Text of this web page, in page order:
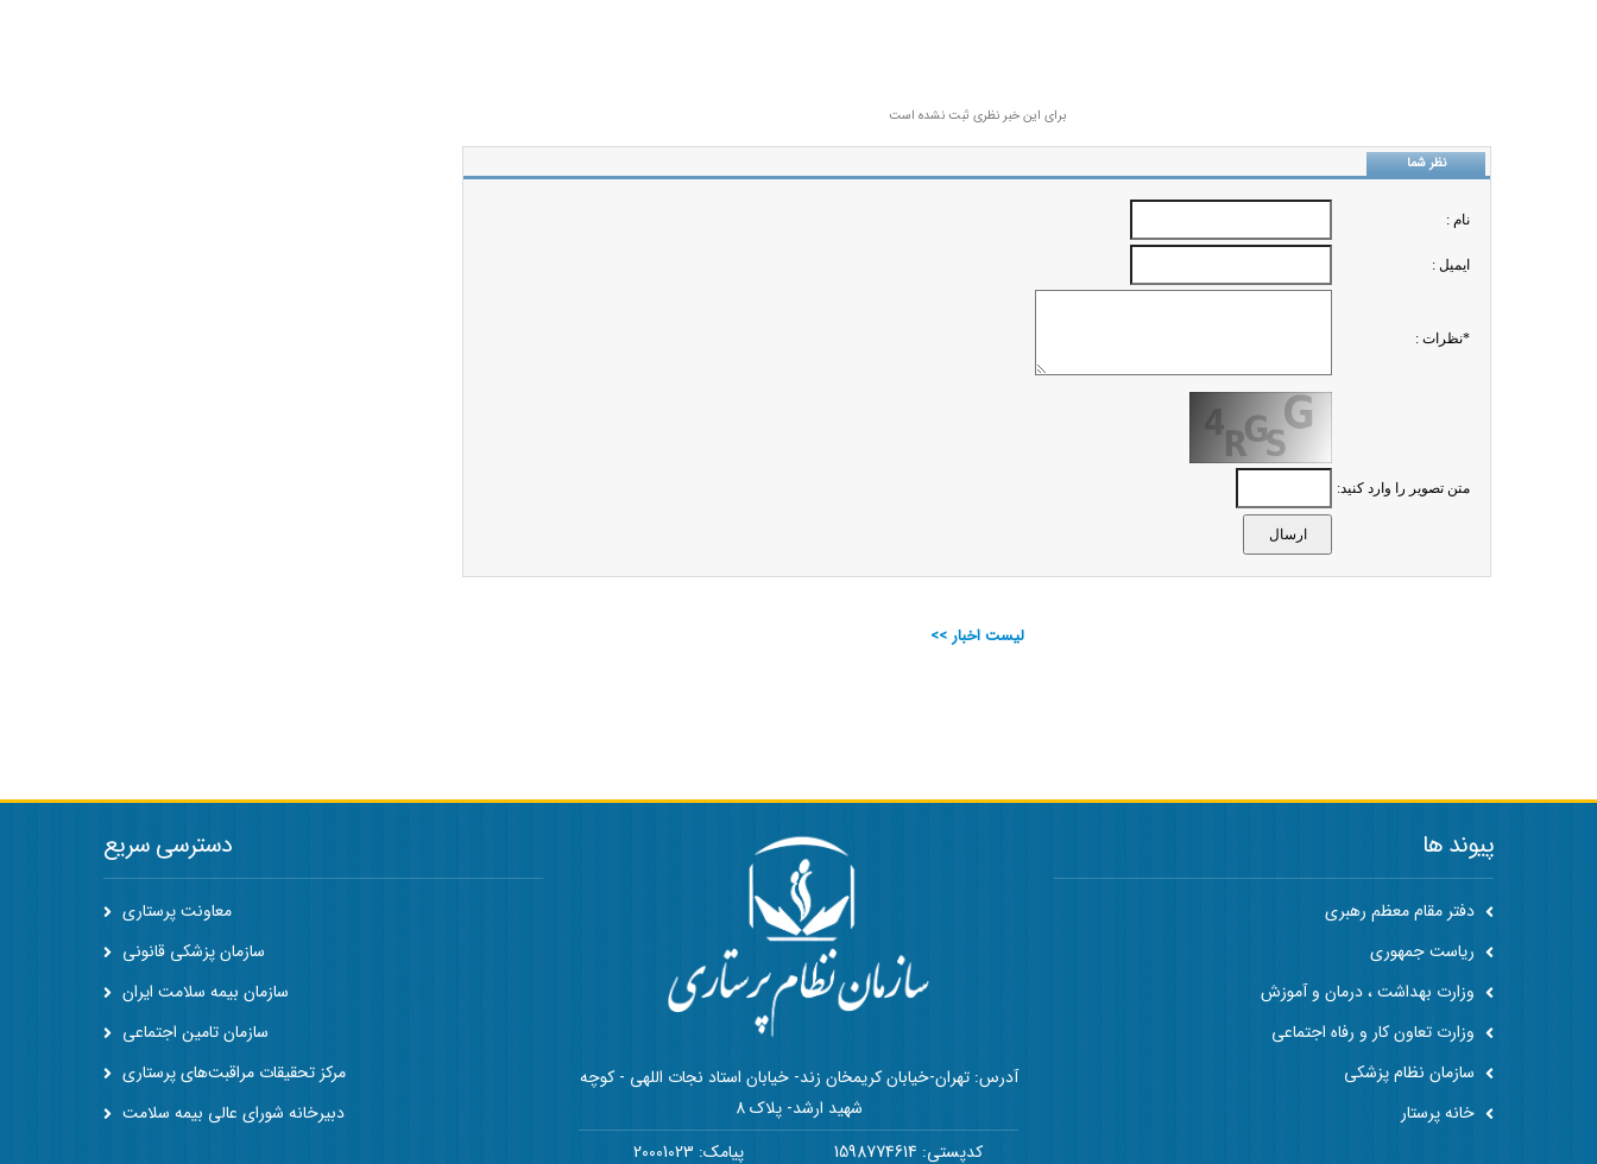
برای این خبر نظری ثبت نشده است
نظر شما
نام :
ايميل :
*نظرات :
متن تصویر را وارد کنید:
لیست اخبار >>
پیوند ها
دفتر مقام معظم رهبری
ریاست جمهوری
وزارت بهداشت ، درمان و آموزش
وزارت تعاون کار و رفاه اجتماعی
سازمان نظام پزشکی
خانه پرستار
آدرس: تهران-خیابان کریمخان زند- خیابان استاد نجات اللهی - کوچه
شهید ارشد- پلاک 8
کدپستی: 1598774614
پیامک: 20001023
دسترسی سریع
معاونت پرستاری
سازمان پزشکی قانونی
سازمان بیمه سلامت ایران
سازمان تامین اجتماعی
مرکز تحقیقات مراقبت‌های پرستاری
دبیرخانه شورای عالی بیمه سلامت